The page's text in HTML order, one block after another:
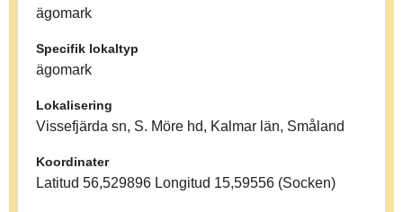
ägomark
Specifik lokaltyp
ägomark
Lokalisering
Vissefjärda sn, S. Möre hd, Kalmar län, Småland
Koordinater
Latitud 56,529896 Longitud 15,59556 (Socken)